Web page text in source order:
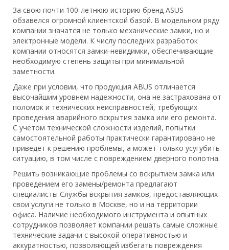
За свою почти 100-летнюю историю бренд ASUS
обзавелся огромной клиентской базой. В модельном ряду
компании значатся не только механические замки, но и
электронные модели. К числу последних разработок
компании относятся замки-невидимки, обеспечивающие
необходимую степень защиты при минимальной
заметности.
Даже при условии, что продукция ABUS отличается
высочайшим уровнем надежности, она не застрахована от
поломок и технических неисправностей, требующих
проведения аварийного вскрытия замка или его ремонта.
С учетом технической сложности изделий, попытки
самостоятельной работы практически гарантировано не
приведет к решению проблемы, а может только усугубить
ситуацию, в том числе с повреждением дверного полотна.
Решить возникающие проблемы со вскрытием замка или
проведением его замены/ремонта предлагают
специалисты Службы вскрытия замков, предоставляющих
свои услуги не только в Москве, но и на территории
офиса. Наличие необходимого инструмента и опытных
сотрудников позволяет компании решать самые сложные
технические задачи с высокой оперативностью и
аккуратностью, позволяющей избегать повреждения